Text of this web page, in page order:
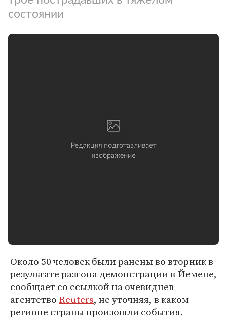
состоянии
Около 50 человек были ранены во вторник в
результате разгона демонстрации в Йемене,
сообщает со ссылкой на очевидцев
агентство Reuters, не уточняя, в каком
регионе страны произошли события.